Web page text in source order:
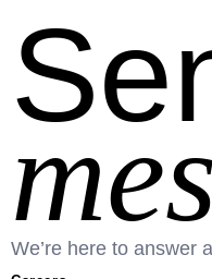
We’re here to answer